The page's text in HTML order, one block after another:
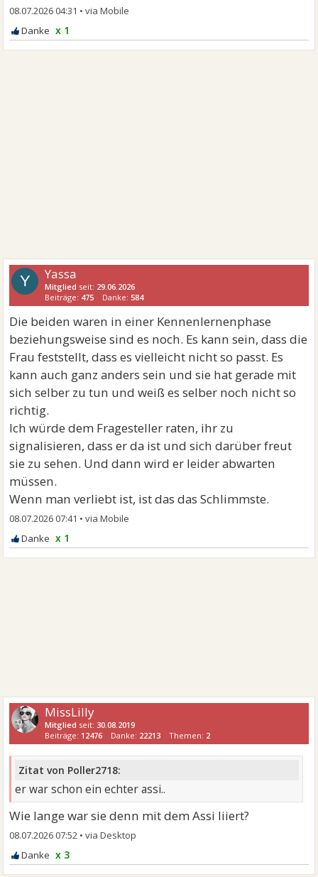
08.07.2026 04:31 •
x 1
Y Yassa
Mitglied seit: 29.06.2026
Beiträge: 475 Danke: 584
Die beiden waren in einer Kennenlernenphase
beziehungsweise sind es noch. Es kann sein, dass die
Frau feststellt, dass es vielleicht nicht so passt. Es
kann auch ganz anders sein und sie hat gerade mit
sich selber zu tun und weiß es selber noch nicht so
richtig.
Ich würde dem Fragesteller raten, ihr zu
signalisieren, dass er da ist und sich darüber freut
sie zu sehen. Und dann wird er leider abwarten
müssen.
Wenn man verliebt ist, ist das das Schlimmste.
08.07.2026 07:41 •
x 1
MissLilly
Mitglied seit: 30.08.2019
Beiträge: 12476 Danke: 22213 Themen: 2
Zitat von Poller2718:
er war schon ein echter assi..
Wie lange war sie denn mit dem Assi liiert?
08.07.2026 07:52 •
x 3